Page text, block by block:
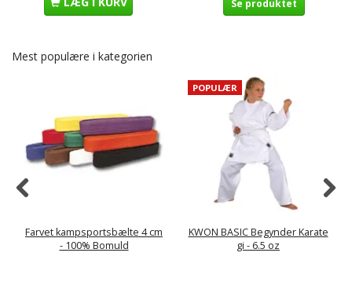
Se produktet
Mest populære i kategorien
Farvet kampsportsbælte 4 cm
- 100% Bomuld
POPULÆR
KWON BASIC Begynder Karate
gi - 6.5 oz